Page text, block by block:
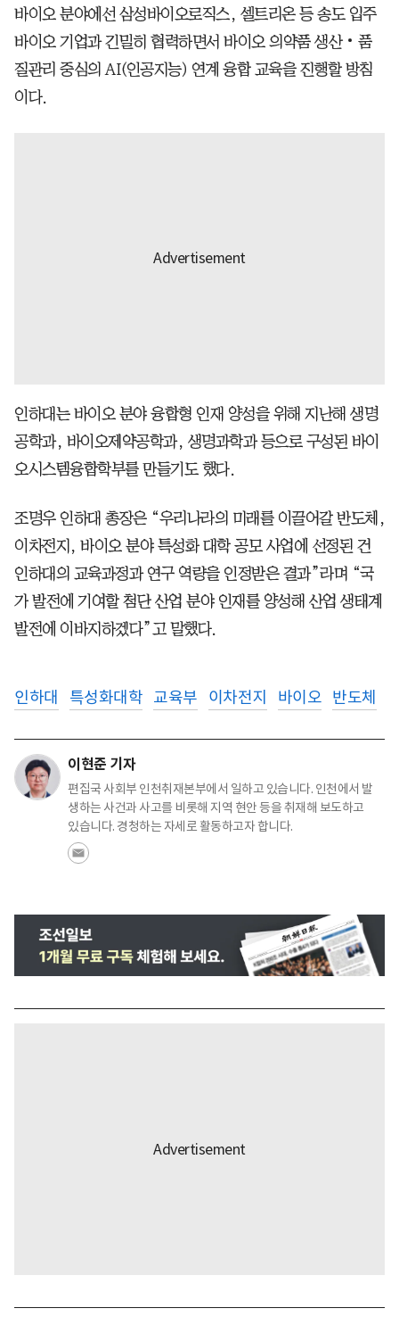
바이오 분야에선 삼성바이오로직스, 셀트리온 등 송도 입주
바이오 기업과 긴밀히 협력하면서 바이오 의약품 생산‧품
질관리 중심의 AI(인공지능) 연계 융합 교육을 진행할 방침
이다.
인하대는 바이오 분야 융합형 인재 양성을 위해 지난해 생명
공학과, 바이오제약공학과, 생명과학과 등으로 구성된 바이
오시스템융합학부를 만들기도 했다.
조명우 인하대 총장은 “우리나라의 미래를 이끌어갈 반도체,
이차전지, 바이오 분야 특성화 대학 공모 사업에 선정된 건
인하대의 교육과정과 연구 역량을 인정받은 결과”라며 “국
가 발전에 기여할 첨단 산업 분야 인재를 양성해 산업 생태계
발전에 이바지하겠다”고 말했다.
인하대 특성화대학 교육부 이차전지 바이오 반도체
이현준 기자
편집국 사회부 인천취재본부에서 일하고 있습니다. 인천에서 발
생하는 사건과 사고를 비롯해 지역 현안 등을 취재해 보도하고
있습니다. 경청하는 자세로 활동하고자 합니다.